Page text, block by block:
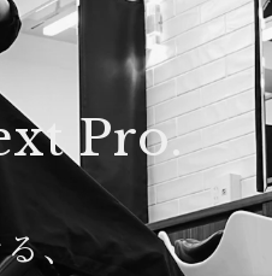
Pro.
、